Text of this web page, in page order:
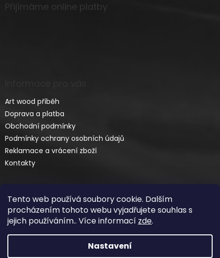
Tento web používá soubory cookie. Dalším
procházením tohoto webu vyjadřujete souhlas s
jejich používáním.. Více informací zde.
Nastavení
Přijímáme online platby
Art wood příběh
Doprava a platba
Obchodní podmínky
Podmínky ochrany osobních údajů
Reklamace a vrácení zboží
Kontakty
Vytvořil Shoptet